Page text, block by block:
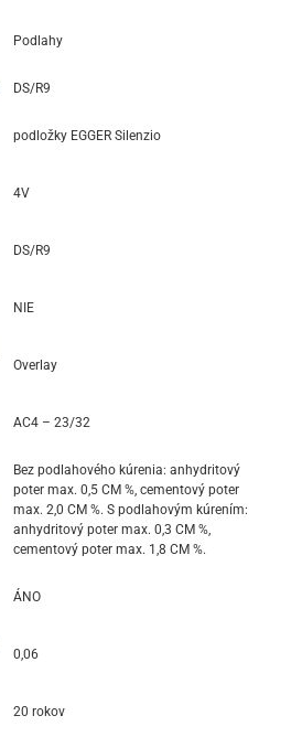
Podlahy
DS/R9
podložky EGGER Silenzio
4V
DS/R9
NIE
Overlay
AC4 – 23/32
Bez podlahového kúrenia: anhydritový
poter max. 0,5 CM %, cementový poter
max. 2,0 CM %. S podlahovým kúrením:
anhydritový poter max. 0,3 CM %,
cementový poter max. 1,8 CM %.
ÁNO
0,06
20 rokov